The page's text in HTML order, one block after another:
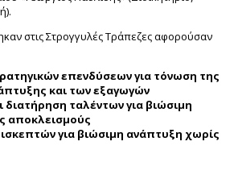
στις Στρογγυλές Τράπεζες αφορούσαν
επενδύσεων για τόνωση της
και των εξαγωγών
διατήρηση ταλέντων για βιώσιμη
αποκλεισμούς
για βιώσιμη ανάπτυξη χωρίς